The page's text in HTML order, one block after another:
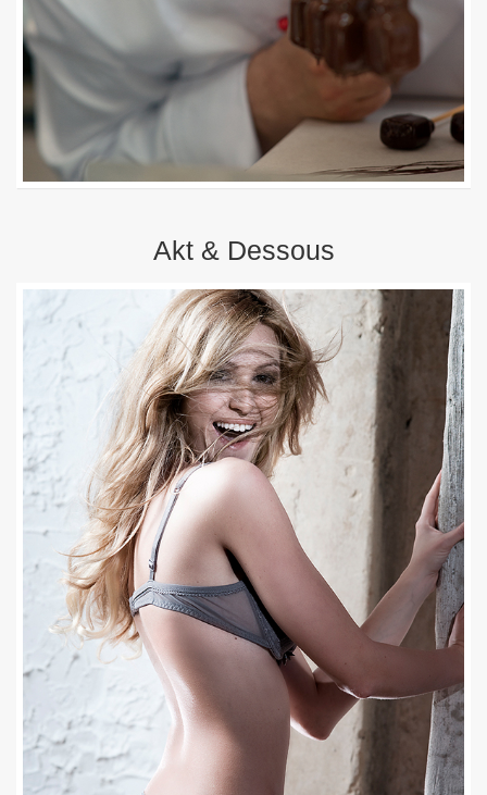
Akt & Dessous